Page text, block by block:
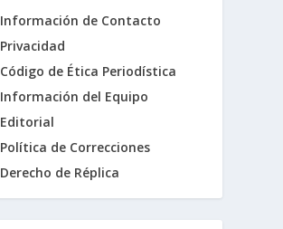
Información de Contacto
Privacidad
Código de Ética Periodística
Información del Equipo
Editorial
Política de Correcciones
Derecho de Réplica